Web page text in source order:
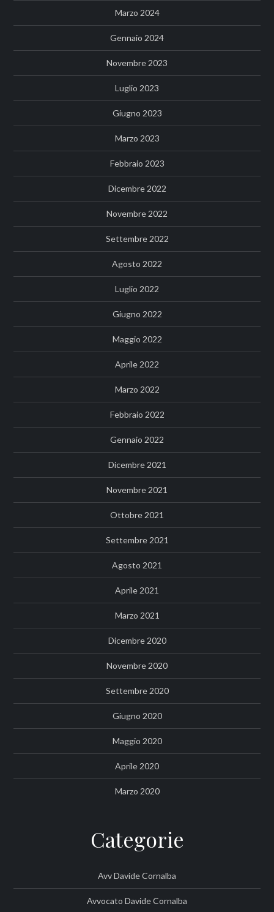
Marzo 2024
Gennaio 2024
Novembre 2023
Luglio 2023
Giugno 2023
Marzo 2023
Febbraio 2023
Dicembre 2022
Novembre 2022
Settembre 2022
Agosto 2022
Luglio 2022
Giugno 2022
Maggio 2022
Aprile 2022
Marzo 2022
Febbraio 2022
Gennaio 2022
Dicembre 2021
Novembre 2021
Ottobre 2021
Settembre 2021
Agosto 2021
Aprile 2021
Marzo 2021
Dicembre 2020
Novembre 2020
Settembre 2020
Giugno 2020
Maggio 2020
Aprile 2020
Marzo 2020
Categorie
Avv Davide Cornalba
Avvocato Davide Cornalba